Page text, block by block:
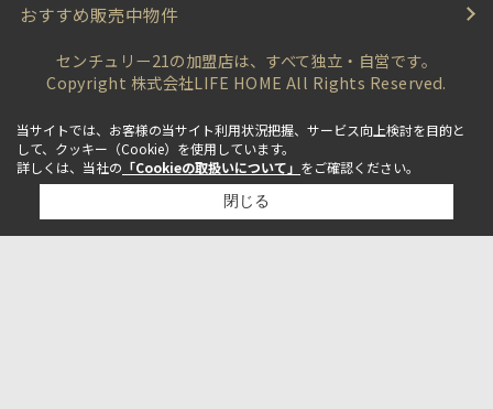
おすすめ販売中物件
センチュリー21の加盟店は、すべて独立・自営です。
Copyright 株式会社LIFE HOME All Rights Reserved.
当サイトでは、お客様の当サイト利用状況把握、サービス向上検討を目的と
して、クッキー（Cookie）を使用しています。
詳しくは、当社の 「Cookieの取扱いについて」 をご確認ください。
閉じる